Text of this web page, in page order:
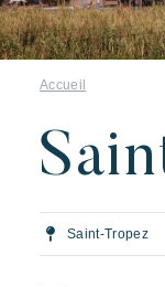
Nos
Vivre la
Accueil
Saint-Tropez